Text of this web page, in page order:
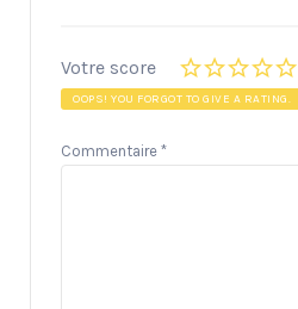
Votre score
OOPS! YOU FORGOT TO GIVE A RATING.
Commentaire *